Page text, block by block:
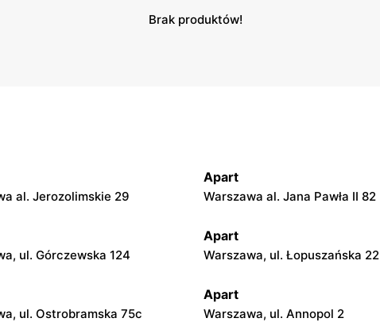
Brak produktów!
al. Jerozolimskie 29
Apart
Warszawa al. Jana Pawła II 82
ul. Górczewska 124
Apart
Warszawa, ul. Łopuszańska 22
ul. Ostrobramska 75c
Apart
Warszawa, ul. Annopol 2